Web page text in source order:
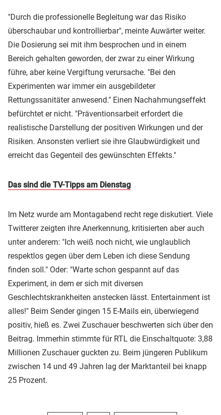
"Durch die professionelle Begleitung war das Risiko
überschaubar und kontrollierbar", meinte Auwärter weiter.
Die Dosierung sei mit ihm besprochen und in einem
Bereich gehalten geworden, der zwar zu einer Wirkung
führe, aber keine Vergiftung verursache. "Bei den
Experimenten war immer ein ausgebildeter
Rettungssanitäter anwesend." Einen Nachahmungseffekt
befürchtet er nicht. "Präventionsarbeit erfordert die
realistische Darstellung der positiven Wirkungen und der
Risiken. Ansonsten verliert sie ihre Glaubwürdigkeit und
erreicht das Gegenteil des gewünschten Effekts."
Das sind die TV-Tipps am Dienstag
Im Netz wurde am Montagabend recht rege diskutiert. Viele
Twitterer zeigten ihre Anerkennung, kritisierten aber auch
unter anderem: "Ich weiß noch nicht, wie unglaublich
respektlos gegen über dem Leben ich diese Sendung
finden soll." Oder: "Warte schon gespannt auf das
Experiment, in dem er sich mit diversen
Geschlechtskrankheiten anstecken lässt. Entertainment ist
alles!" Beim Sender gingen 15 E-Mails ein, überwiegend
positiv, hieß es. Zwei Zuschauer beschwerten sich über den
Beitrag. Immerhin stimmte für RTL die Einschaltquote: 3,88
Millionen Zuschauer guckten zu. Beim jüngeren Publikum
zwischen 14 und 49 Jahren lag der Marktanteil bei knapp
25 Prozent.